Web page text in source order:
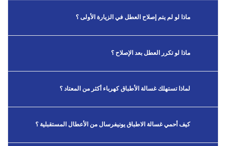
ماذا لو لم يتم إصلاح العطل في الزيارة الأولى ؟
ماذا لو تكرر العطل بعد الإصلاح ؟
لماذا تستهلك غسالة الأطباق كهرباء أكثر من المعتاد ؟
كيف أحمي غسالة الاطباق يونيفرسال من الأعطال المستقبلية ؟